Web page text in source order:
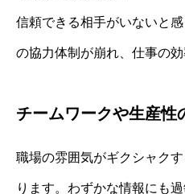
信頼できる相手がいないと
の協力体制が崩れ、仕事の
チームワークや生産性
職場の雰囲気がギクシャク
ります。わずかな情報にも